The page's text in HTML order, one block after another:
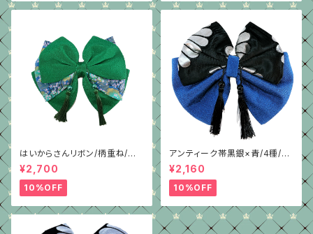
はいからさんリボン/柄重ね/グリ
ーンちりめん
¥2,700
10%OFF
アンティーク帯黒銀×青/4種/ち
りめん/はいからさんリボン
¥2,160
10%OFF